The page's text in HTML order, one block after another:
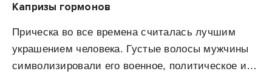
Капризы гормонов
Прическа во все времена считалась лучшим
украшением человека. Густые волосы мужчины
символизировали его военное, политическое и…